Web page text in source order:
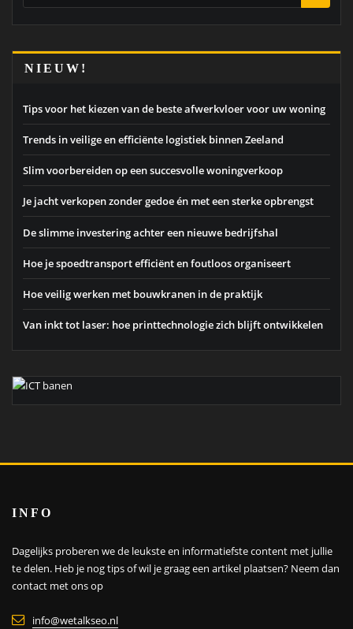
NIEUW!
Tips voor het kiezen van de beste afwerkvloer voor uw woning
Trends in veilige en efficiënte logistiek binnen Zeeland
Slim voorbereiden op een succesvolle woningverkoop
Je jacht verkopen zonder gedoe én met een sterke opbrengst
De slimme investering achter een nieuwe bedrijfshal
Hoe je spoedtransport efficiënt en foutloos organiseert
Hoe veilig werken met bouwkranen in de praktijk
Van inkt tot laser: hoe printtechnologie zich blijft ontwikkelen
INFO
Dagelijks proberen we de leukste en informatiefste content met jullie
te delen. Heb je nog tips of wil je graag een artikel plaatsen? Neem dan
contact met ons op
info@wetalkseo.nl